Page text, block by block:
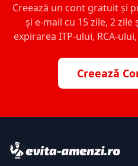
Creează un cont gratuit și
și e-mail cu 15 zile, 2
expirarea ITP-ului, RCA-
Creează